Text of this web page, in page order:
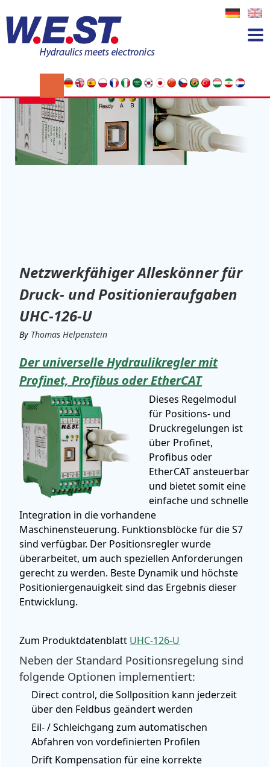
Schlagwort: BoschRexroth
Netzwerkfähiger Alleskönner für
Druck- und Positionieraufgaben
UHC-126-U
14
By Thomas Helpenstein
Der universelle Hydraulikregler mit
Profinet, Profibus oder EtherCAT
Dieses Regelmodul
für Positions- und
Druckregelungen ist
über Profinet,
Profibus oder
EtherCAT ansteuerbar
und bietet somit eine
einfache und schnelle
Integration in die vorhandene
Maschinensteuerung. Funktionsblöcke für die S7
sind verfügbar. Der Positionsregler wurde
überarbeitet, um auch speziellen Anforderungen
gerecht zu werden. Beste Dynamik und höchste
Positioniergenauigkeit sind das Ergebnis dieser
Entwicklung.
Zum Produktdatenblatt UHC-126-U
Neben der Standard Positionsregelung sind
folgende Optionen implementiert:
Direct control, die Sollposition kann jederzeit
über den Feldbus geändert werden
Eil- / Schleichgang zum automatischen
Abfahren von vordefinierten Profilen
Drift Kompensation für eine korrekte